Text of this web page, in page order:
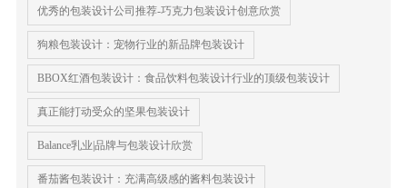
优秀的包装设计公司推荐-巧克力包装设计创意欣赏
狗粮包装设计：宠物行业的新品牌包装设计
BBOX红酒包装设计：食品饮料包装设计行业的顶级包装设计
真正能打动受众的坚果包装设计
Balance乳业|品牌与包装设计欣赏
番茄酱包装设计：充满高级感的酱料包装设计